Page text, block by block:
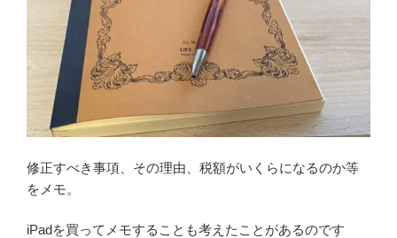
修正すべき事項、その理由、税額がいくらになるのか等
をメモ。
iPadを買ってメモすることも考えたことがあるのです